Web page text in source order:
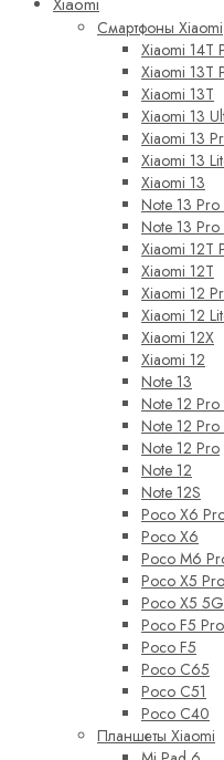
Смартфоны Xiaomi
Xiaomi 14T
Xiaomi 13T
Xiaomi 13T
Xiaomi 13
Xiaomi 13
Xiaomi 13
Xiaomi 13
Note 13
Note 13 Pro
Xiaomi 12T
Xiaomi 12T
Xiaomi 12
Xiaomi 12
Xiaomi 12X
Xiaomi 12
Note 13
Note 12
Note 12 Pro
Note 12 Pro
Note 12
Note 12S
Poco X6
Poco X6
Poco M6
Poco X5
Poco X5 5G
Poco F5 Pro
Poco F5
Poco C65
Poco C51
Poco C40
Планшеты Xiaomi